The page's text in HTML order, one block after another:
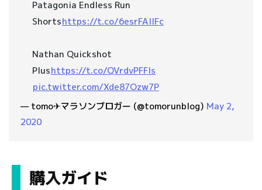
Patagonia Endless Run
Shortshttps://t.co/6esrFAIlFc
Nathan Quickshot
Plushttps://t.co/QVrdvPFFls
pic.twitter.com/Xde87Ozw7P
— tomo✈︎マラソンブロガー (@tomorunblog) May 2,
2020
購入ガイド